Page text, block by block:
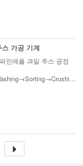
가공 기계
인애플 과일 주스 공정